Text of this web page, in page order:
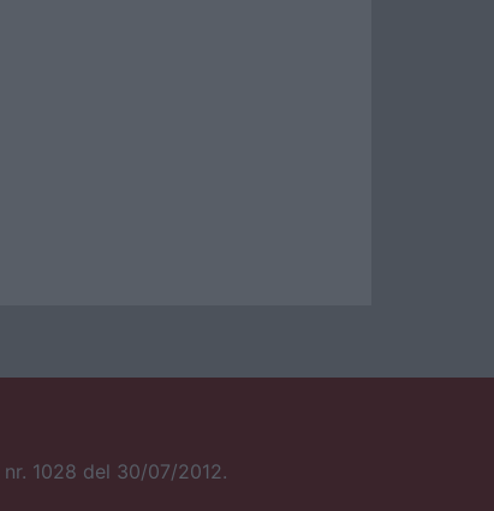
1028 del 30/07/2012.